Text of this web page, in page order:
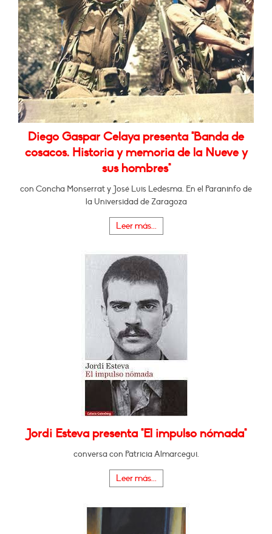
Diego Gaspar Celaya presenta "Banda de
cosacos. Historia y memoria de la Nueve y
sus hombres"
con Concha Monserrat y José Luis Ledesma. En el Paraninfo de
la Universidad de Zaragoza
Leer más...
Jordi Esteva presenta "El impulso nómada"
conversa con Patricia Almarcegui.
Leer más...